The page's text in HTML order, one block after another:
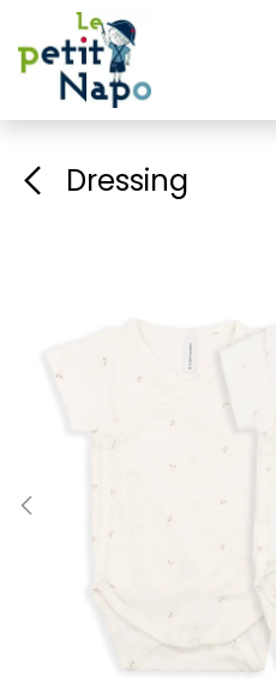
Se rendre au contenu
Dressing